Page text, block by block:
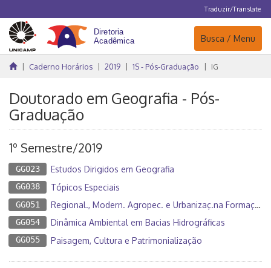
Traduzir/Translate
Navegação
Busca / Menu
Caderno Horários 2019 1S - Pós-Graduação IG
Doutorado em Geografia - Pós-
Graduação
1º Semestre/2019
GG023 Estudos Dirigidos em Geografia
GG038 Tópicos Especiais
GG051 Regional., Modern. Agropec. e Urbanizaç.na Formação da Front. Agríc. Brasileira
GG054 Dinâmica Ambiental em Bacias Hidrográficas
GG055 Paisagem, Cultura e Patrimonialização